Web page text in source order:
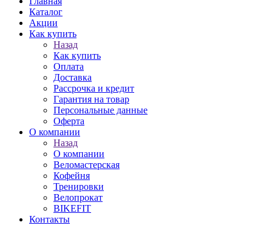
Каталог
Акции
Как купить
Назад
Как купить
Оплата
Доставка
Рассрочка и кредит
Гарантия на товар
Персональные данные
Оферта
О компании
Назад
О компании
Веломастерская
Кофейня
Тренировки
Велопрокат
BIKEFIT
Контакты